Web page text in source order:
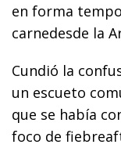
en forma
carnedesde la
Cundió la
un escueto
que se había
foco de